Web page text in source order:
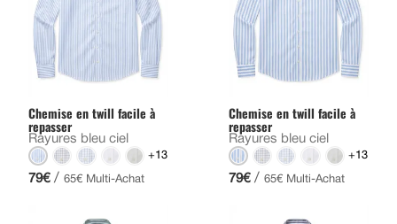
Chemise en twill facile à
repasser
Rayures bleu ciel
+13
79€ / 65€ Multi-Achat
Chemise en twill facile à
repasser
Rayures bleu ciel
+13
79€ / 65€ Multi-Achat